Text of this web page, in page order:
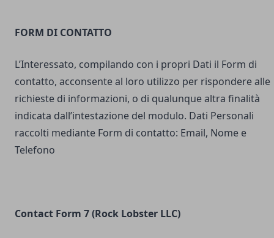
FORM DI CONTATTO
L’Interessato, compilando con i propri Dati il Form di
contatto, acconsente al loro utilizzo per rispondere alle
richieste di informazioni, o di qualunque altra finalità
indicata dall’intestazione del modulo. Dati Personali
raccolti mediante Form di contatto: Email, Nome e
Telefono
Contact Form 7 (Rock Lobster LLC)